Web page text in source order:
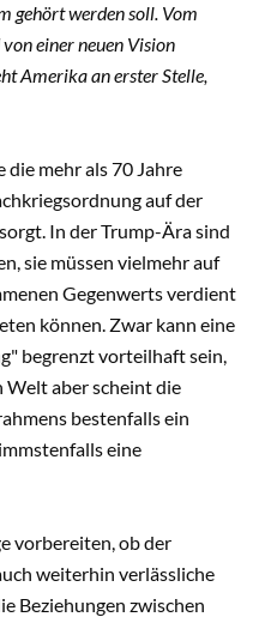
gehört werden soll. Vom
einer neuen Vision
Amerika an erster Stelle,
die mehr als 70 Jahre
auf der
In der Trump-Ära sind
sie müssen vielmehr auf
Gegenwerts verdient
können. Zwar kann eine
begrenzt vorteilhaft sein,
Welt aber scheint die
bestenfalls ein
eine
vorbereiten, ob der
weiterhin verlässliche
Beziehungen zwischen